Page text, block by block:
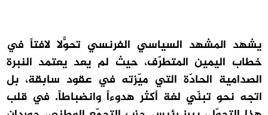
يشهد المشهد السياسي الفرنسي تحوّلاً لافتاً في
خطاب اليمين المتطرّف، حيث لم يعد يعتمد النبرة
الصدامية الحادّة التي ميّزته في عقود سابقة، بل
اتجه نحو تبنّي لغة أكثر هدوءاً وانضباطاً. في قلب